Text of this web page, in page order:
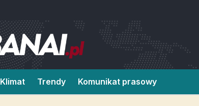
Klimat Trendy Komunikat prasowy